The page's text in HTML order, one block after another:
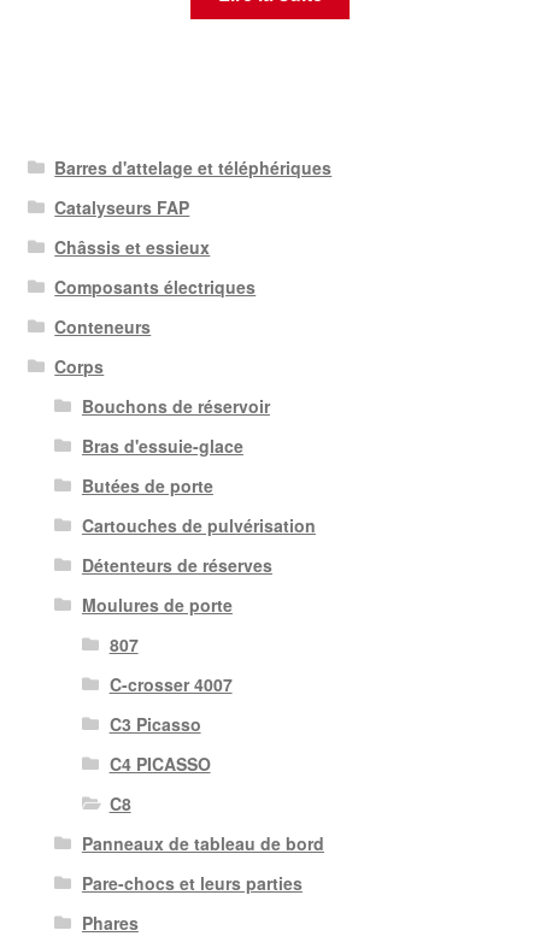
Barres d'attelage et téléphériques
Catalyseurs FAP
Châssis et essieux
Composants électriques
Conteneurs
Corps
Bouchons de réservoir
Bras d'essuie-glace
Butées de porte
Cartouches de pulvérisation
Détenteurs de réserves
Moulures de porte
807
C-crosser 4007
C3 Picasso
C4 PICASSO
C8
Panneaux de tableau de bord
Pare-chocs et leurs parties
Phares